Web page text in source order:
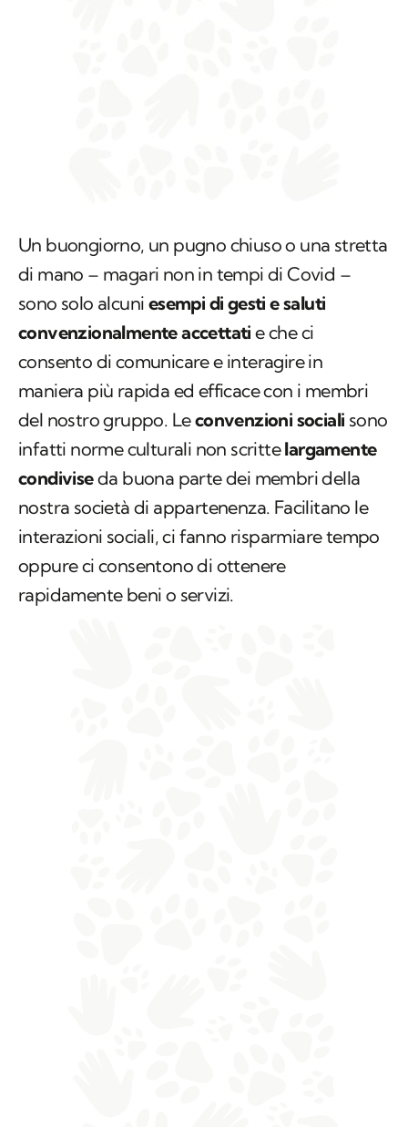
Un buongiorno, un pugno chiuso o una stretta
di mano – magari non in tempi di Covid –
sono solo alcuni esempi di gesti e saluti
convenzionalmente accettati e che ci
consento di comunicare e interagire in
maniera più rapida ed efficace con i membri
del nostro gruppo. Leconvenzioni sociali sono
infatti norme culturali non scrittelargamente
condiviseda buona parte dei membri della
nostra società di appartenenza. Facilitano le
interazioni sociali, ci fanno risparmiare tempo
oppure ci consentono di ottenere
rapidamente beni o servizi.